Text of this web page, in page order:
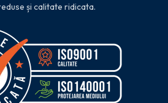
și calitate ridicata.